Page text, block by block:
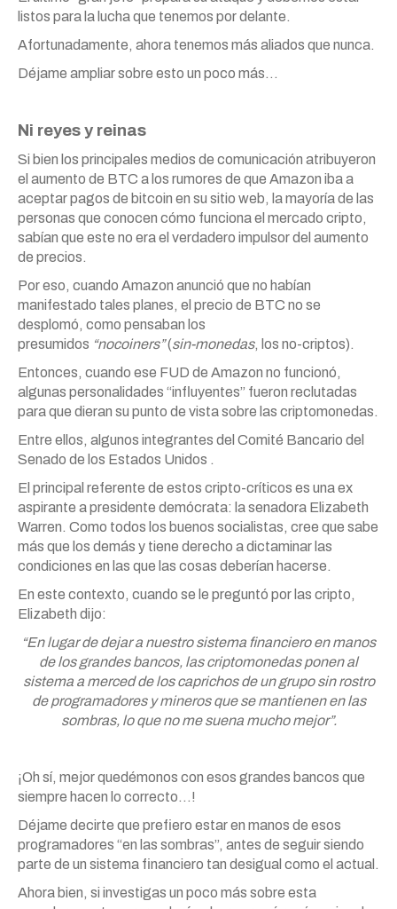
listos para la lucha que tenemos por delante.
Afortunadamente, ahora tenemos más aliados que nunca.
Déjame ampliar sobre esto un poco más…
Ni reyes y reinas
Si bien los principales medios de comunicación atribuyeron
el aumento de BTC a los rumores de que Amazon iba a
aceptar pagos de bitcoin en su sitio web, la mayoría de las
personas que conocen cómo funciona el mercado cripto,
sabían que este no era el verdadero impulsor del aumento
de precios.
Por eso, cuando Amazon anunció que no habían
manifestado tales planes, el precio de BTC no se
desplomó, como pensaban los
presumidos “nocoiners”(sin-monedas, los no-criptos).
Entonces, cuando ese FUD de Amazon no funcionó,
algunas personalidades “influyentes” fueron reclutadas
para que dieran su punto de vista sobre las criptomonedas.
Entre ellos, algunos integrantes del Comité Bancario del
Senado de los Estados Unidos .
El principal referente de estos cripto-críticos es una ex
aspirante a presidente demócrata: la senadora Elizabeth
Warren. Como todos los buenos socialistas, cree que sabe
más que los demás y tiene derecho a dictaminar las
condiciones en las que las cosas deberían hacerse.
En este contexto, cuando se le preguntó por las cripto,
Elizabeth dijo:
“En lugar de dejar a nuestro sistema financiero en manos
de los grandes bancos, las criptomonedas ponen al
sistema a merced de los caprichos de un grupo sin rostro
de programadores y mineros que se mantienen en las
sombras, lo que no me suena mucho mejor”.
¡Oh sí, mejor quedémonos con esos grandes bancos que
siempre hacen lo correcto…!
Déjame decirte que prefiero estar en manos de esos
programadores “en las sombras”, antes de seguir siendo
parte de un sistema financiero tan desigual como el actual.
Ahora bien, si investigas un poco más sobre esta